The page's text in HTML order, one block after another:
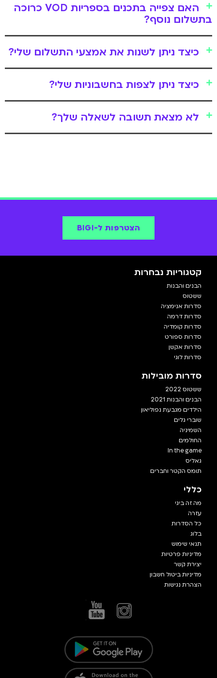
האם צפייה בתכנים בספריות VOD כרוכה
בתשלום נוסף?
כיצד ניתן לשנות את אמצעי התשלום שלי?
כיצד ניתן לצפות בחשבוניות שלי?
לא מצאת תשובה לשאלה שלך?
הצטרפות ל-BIGI
קטגוריות נבחרות
הבנים והבנות
ששטוס
סדרות אנימציה
סדרות דרמה
סדרות קומדיה
סדרות ספורט
סדרות אקשן
סדרות לוגי
סדרות מובילות
ששטוס 2022
הבנים והבנות 2021
הילדים מגבעת נפוליאון
שוברי גלים
השמיניה
החולמים
In the game
גאליס
תומס הקטר וחברים
כללי
מה זה ביגי
עזרה
כל הסדרות
בלוג
תנאי שימוש
מדיניות פרטיות
יצירת קשר
מדיניות ביטול חשבון
הצהרת נגישות